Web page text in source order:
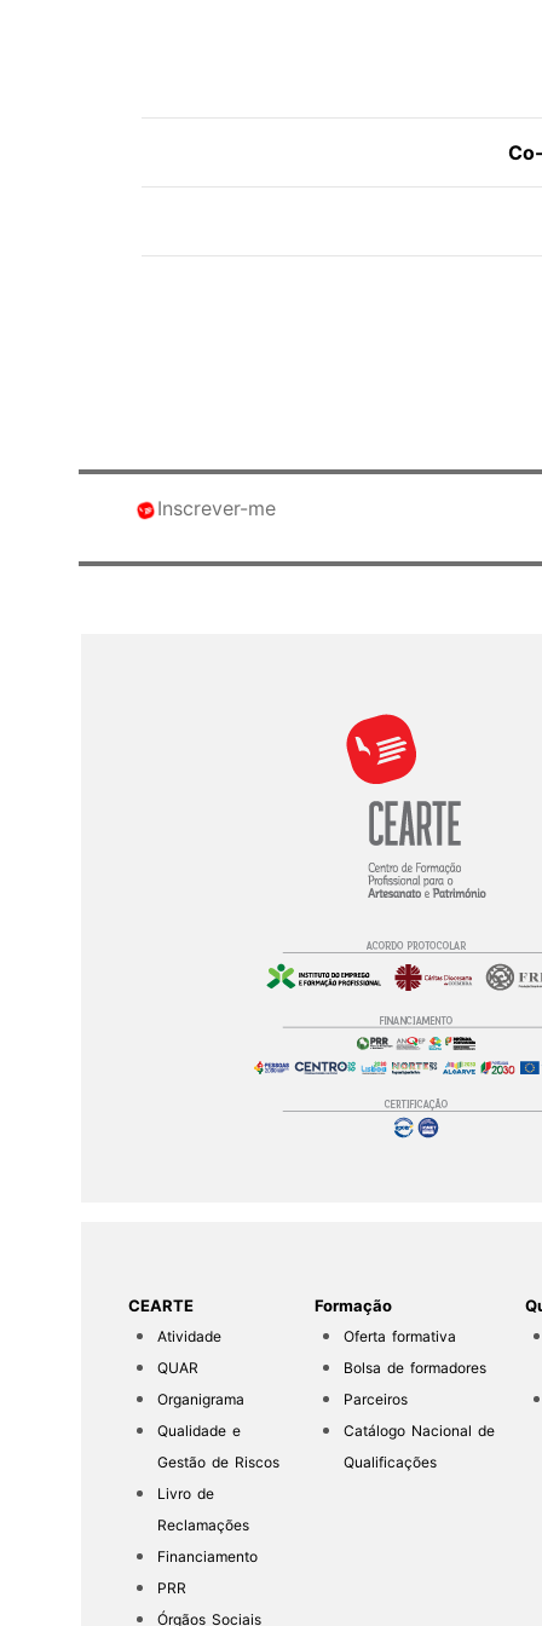
Inscrever-me
CEARTE
Atividade
QUAR
Organigrama
Qualidade e
Gestão de Riscos
Livro de
Reclamações
Financiamento
PRR
Órgãos Sociais
Formação
Oferta formativa
Bolsa de formadores
Parceiros
Catálogo Nacional de
Qualificações